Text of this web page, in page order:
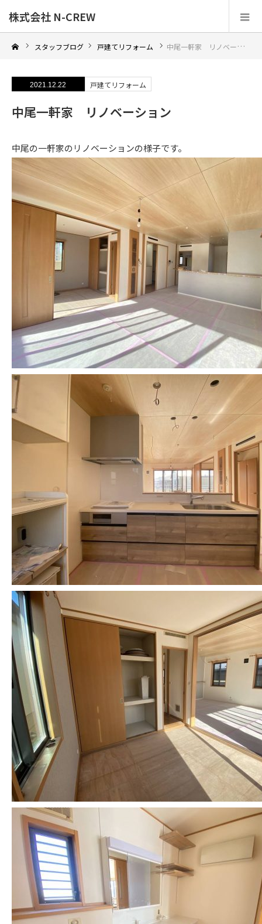
株式会社 N-CREW
スタッフブログ 戸建てリフォーム 中尾一軒家 リノベーション
2021.12.22 戸建てリフォーム
中尾一軒家 リノベーション
中尾の一軒家のリノベーションの様子です。